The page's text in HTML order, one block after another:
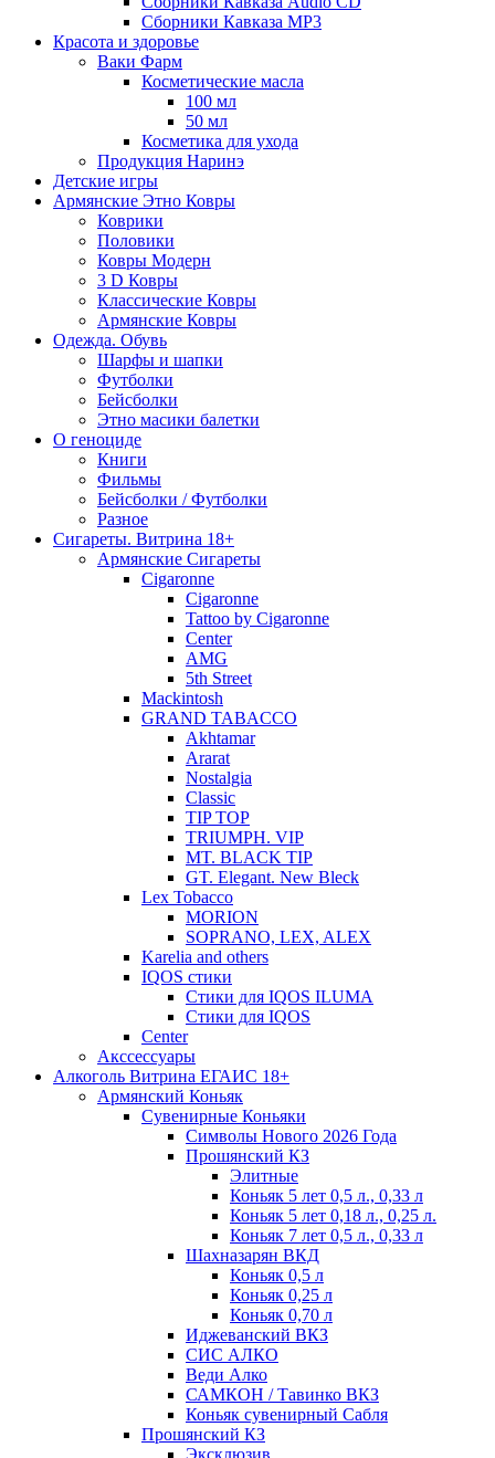
Сборники Кавказа MP3
Красота и здоровье
Ваки Фарм
Косметические масла
100 мл
50 мл
Косметика для ухода
Продукция Наринэ
Детские игры
Армянские Этно Ковры
Коврики
Половики
Ковры Модерн
3 D Ковры
Классические Ковры
Армянские Ковры
Одежда. Обувь
Шарфы и шапки
Футболки
Бейсболки
Этно масики балетки
О геноциде
Книги
Фильмы
Бейсболки / Футболки
Разное
Сигареты. Витрина 18+
Армянские Сигареты
Cigaronne
Cigaronne
Tattoo by Cigaronne
Center
AMG
5th Street
Mackintosh
GRAND TABACCO
Akhtamar
Ararat
Nostalgia
Classic
TIP TOP
TRIUMPH. VIP
MT. BLACK TIP
GT. Elegant. New Bleck
Lex Tobacco
MORION
SOPRANO, LEX, ALEX
Karelia and others
IQOS стики
Стики для IQOS ILUMA
Стики для IQOS
Сenter
Акссессуары
Алкоголь Витрина ЕГАИС 18+
Армянский Коньяк
Сувенирные Коньяки
Символы Нового 2026 Года
Прошянский КЗ
Элитные
Коньяк 5 лет 0,5 л., 0,33 л
Коньяк 5 лет 0,18 л., 0,25 л.
Коньяк 7 лет 0,5 л., 0,33 л
Шахназарян ВКД
Коньяк 0,5 л
Коньяк 0,25 л
Коньяк 0,70 л
Иджеванский ВКЗ
СИС АЛКО
Веди Алко
САМКОН / Тавинко ВКЗ
Коньяк сувенирный Сабля
Прошянский КЗ
Эксклюзив